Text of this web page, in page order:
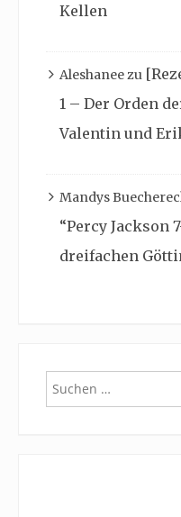
Kellen
Aleshaneezu
1 – Der Orden
Valentin und
Mandys
“Percy Jackson
dreifachen
Suchen
nach: